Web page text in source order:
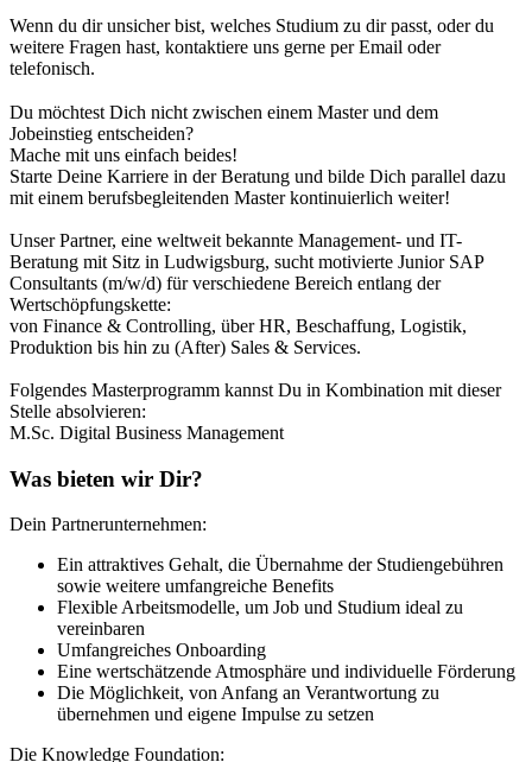
Wenn du dir unsicher bist, welches Studium zu dir passt, oder du
weitere Fragen hast, kontaktiere uns gerne per Email oder
telefonisch.
Du möchtest Dich nicht zwischen einem Master und dem
Jobeinstieg entscheiden?
Mache mit uns einfach beides!
Starte Deine Karriere in der Beratung und bilde Dich parallel dazu
mit einem berufsbegleitenden Master kontinuierlich weiter!
Unser Partner, eine weltweit bekannte Management- und IT-
Beratung mit Sitz in Ludwigsburg, sucht motivierte Junior SAP
Consultants (m/w/d) für verschiedene Bereich entlang der
Wertschöpfungskette:
von Finance & Controlling, über HR, Beschaffung, Logistik,
Produktion bis hin zu (After) Sales & Services.
Folgendes Masterprogramm kannst Du in Kombination mit dieser
Stelle absolvieren:
M.Sc. Digital Business Management
Was bieten wir Dir?
Dein Partnerunternehmen:
Ein attraktives Gehalt, die Übernahme der Studiengebühren
sowie weitere umfangreiche Benefits
Flexible Arbeitsmodelle, um Job und Studium ideal zu
vereinbaren
Umfangreiches Onboarding
Eine wertschätzende Atmosphäre und individuelle Förderung
Die Möglichkeit, von Anfang an Verantwortung zu
übernehmen und eigene Impulse zu setzen
Die Knowledge Foundation: